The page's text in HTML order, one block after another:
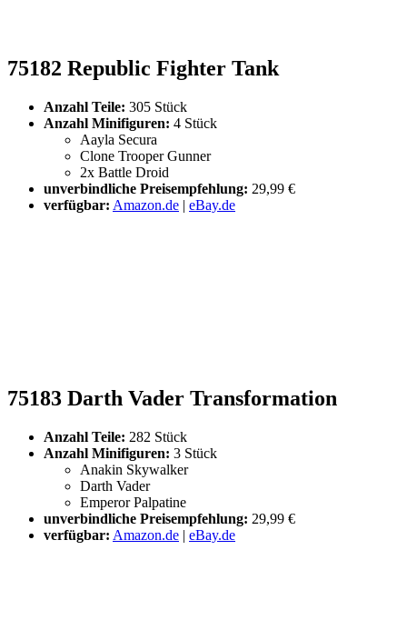
75182 Republic Fighter Tank
Anzahl Teile: 305 Stück
Anzahl Minifiguren: 4 Stück
Aayla Secura
Clone Trooper Gunner
2x Battle Droid
unverbindliche Preisempfehlung: 29,99 €
verfügbar: Amazon.de | eBay.de
75183 Darth Vader Transformation
Anzahl Teile: 282 Stück
Anzahl Minifiguren: 3 Stück
Anakin Skywalker
Darth Vader
Emperor Palpatine
unverbindliche Preisempfehlung: 29,99 €
verfügbar: Amazon.de | eBay.de